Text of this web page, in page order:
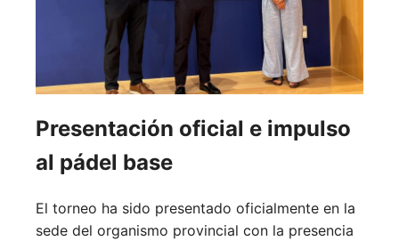
Presentación oficial e impulso
al pádel base
El torneo ha sido presentado oficialmente en la
sede del organismo provincial con la presencia